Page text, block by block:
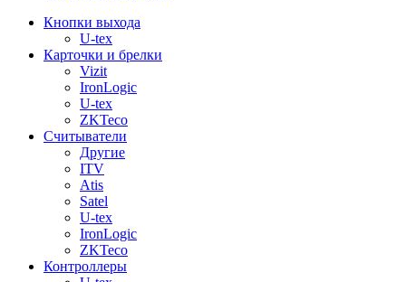
Кнопки выхода
U-tex
Карточки и брелки
Vizit
IronLogic
U-tex
ZKTeco
Считыватели
Другие
ITV
Atis
Satel
U-tex
IronLogic
ZKTeco
Контроллеры